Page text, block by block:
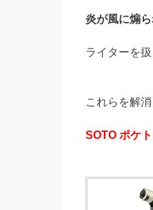
炎が風に煽
ライターを
これらを解
SOTO ポケ